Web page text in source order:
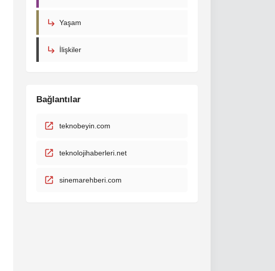
Yaşam
İlişkiler
Bağlantılar
teknobeyin.com
teknolojihaberleri.net
sinemarehberi.com